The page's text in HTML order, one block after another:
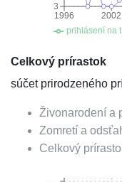
1996 2002
3
prihlásení na
Celkový prírastok
súčet prirodzeného
Živonarodení a
Zomretí a
Celkový